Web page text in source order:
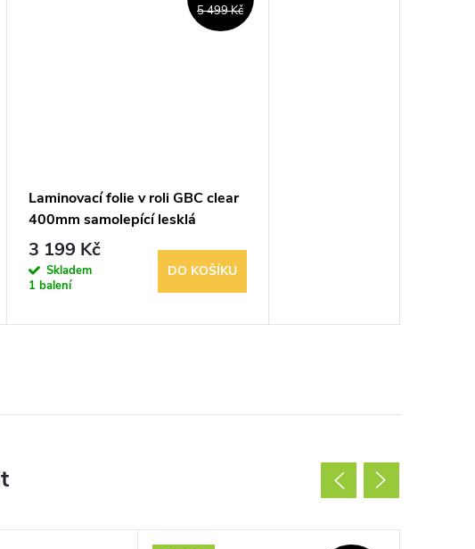
5 499 Kč
Laminovací folie v roli GBC clear
400mm samolepící lesklá
3 199 Kč
Skladem
1 balení
DO KOŠÍKU